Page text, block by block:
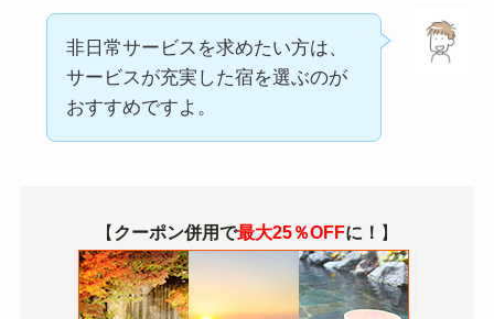
非日常サービスを求めたい方は、
サービスが充実した宿を選ぶのが
おすすめですよ。
【 クーポン併用で最大25％OFFに！ 】